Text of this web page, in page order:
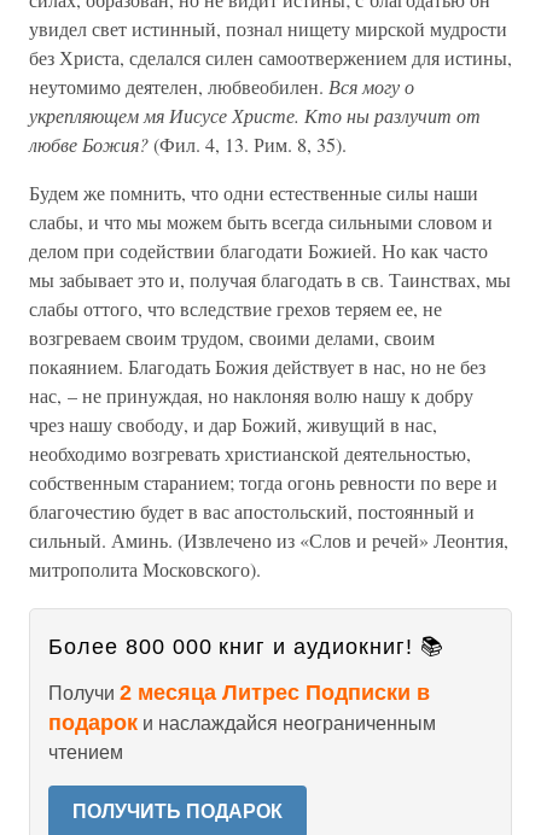
увидел свет истинный, познал нищету мирской мудрости
без Христа, сделался силен самоотвержением для истины,
неутомимо деятелен, любвеобилен. Вся могу о
укрепляющем мя Иисусе Христе. Кто ны разлучит от
любве Божия?(Фил. 4, 13. Рим. 8, 35).
Будем же помнить, что одни естественные силы наши
слабы, и что мы можем быть всегда сильными словом и
делом при содействии благодати Божией. Но как часто
мы забывает это и, получая благодать в св. Таинствах, мы
слабы оттого, что вследствие грехов теряем ее, не
возгреваем своим трудом, своими делами, своим
покаянием. Благодать Божия действует в нас, но не без
нас, – не принуждая, но наклоняя волю нашу к добру
чрез нашу свободу, и дар Божий, живущий в нас,
необходимо возгревать христианской деятельностью,
собственным старанием; тогда огонь ревности по вере и
благочестию будет в вас апостольский, постоянный и
сильный. Аминь. (Извлечено из «Слов и речей» Леонтия,
митрополита Московского).
Более 800 000 книг и аудиокниг! 📚
Получи 2 месяца Литрес Подписки в
подарок и наслаждайся неограниченным
чтением
ПОЛУЧИТЬ ПОДАРОК